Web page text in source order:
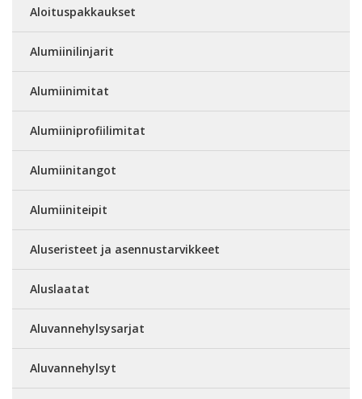
Aloituspakkaukset
Alumiinilinjarit
Alumiinimitat
Alumiiniprofiilimitat
Alumiinitangot
Alumiiniteipit
Aluseristeet ja asennustarvikkeet
Aluslaatat
Aluvannehylsysarjat
Aluvannehylsyt